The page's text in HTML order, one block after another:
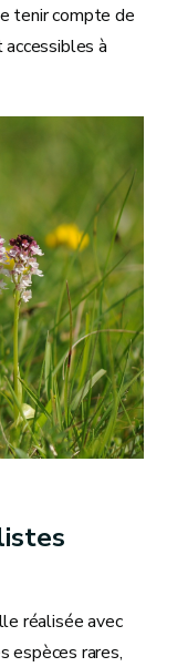
tenir compte de
à
réalisée avec
espèces rares,